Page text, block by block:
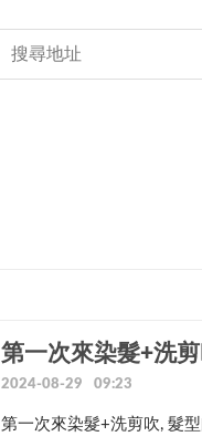
第一次來染髮+洗
2024-08-29 09:23
第一次來染髮+洗剪吹, 髮